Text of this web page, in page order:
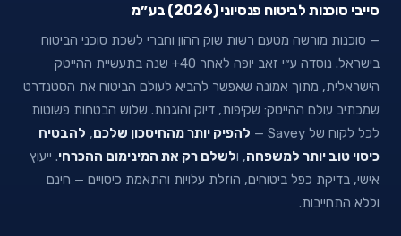
סייבי סוכנות לביטוח פנסיוני (2026) בע״מ
— סוכנות מורשה מטעם רשות שוק ההון וחברי לשכת סוכני הביטוח
בישראל. נוסדה ע״י זאב יופה לאחר 40+ שנה בתעשיית ההייטק
הישראלית, מתוך אמונה שאפשר להביא לעולם הביטוח את הסטנדרט
שמכתיב עולם ההייטק: שקיפות, דיוק והוגנות. שלוש הבטחות פשוטות
לכל לקוח של Savey —
להפיק יותר מהחיסכון שלכם, להבטיח
כיסוי טוב יותר למשפחה, ולשלם רק את המינימום ההכרחי. ייעוץ
אישי, בדיקת כפל ביטוחים, הוזלת עלויות והתאמת כיסויים — חינם
וללא התחייבות.